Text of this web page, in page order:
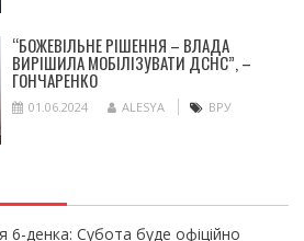
“БОЖЕВІЛЬНЕ РІШЕННЯ – ВЛАДА
ВИРІШИЛА МОБІЛІЗУВАТИ ДСНС”, –
ГОНЧАРЕНКО
01.06.2024 ALESYA ВРУ
6-денка: Субота буде офіційно